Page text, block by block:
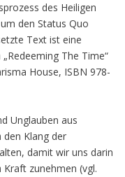
des Heiligen
den Status Quo
Text ist eine
The Time“
House, ISBN 978-
Unglauben aus
Klang der
damit wir uns darin
zunehmen (vgl.